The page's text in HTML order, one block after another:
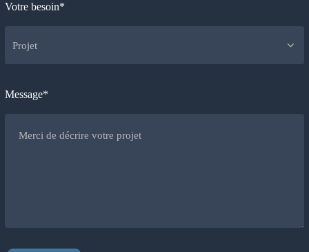
Votre besoin*
Message*